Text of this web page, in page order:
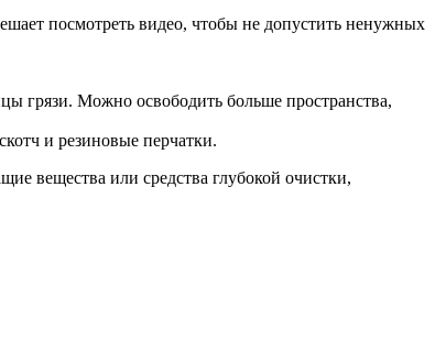
посмотреть видео, чтобы не допустить ненужных
грязи. Можно освободить больше пространства,
и резиновые перчатки.
вещества или средства глубокой очистки,